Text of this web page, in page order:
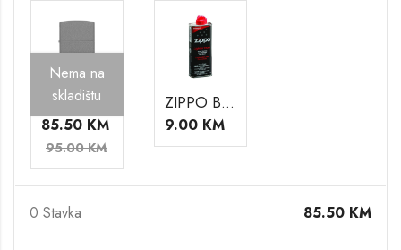
ZIPPO UPALJAČ 236
85.50 KM
95.00KM
Nema na
skladištu
ZIPPO BENZIN
9.00 KM
0 Stavka 85.50 KM